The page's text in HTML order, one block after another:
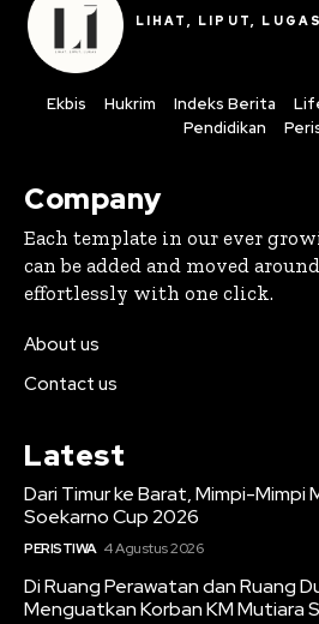
LIHAT, LIPUT, LUGAS
Ekbis Hukrim Indeks Berita
Pendidikan
Company
Each template in our ever
can be added and moved
effortlessly with one click.
About us
Contact us
Latest
Dari Timur ke Barat, Mimpi-Mimpi
Soekarno Cup 2026
PERISTIWA 4 Agustus 2026
Di Ruang Perawatan dan Ruang
Menguatkan Korban KM Mutiara